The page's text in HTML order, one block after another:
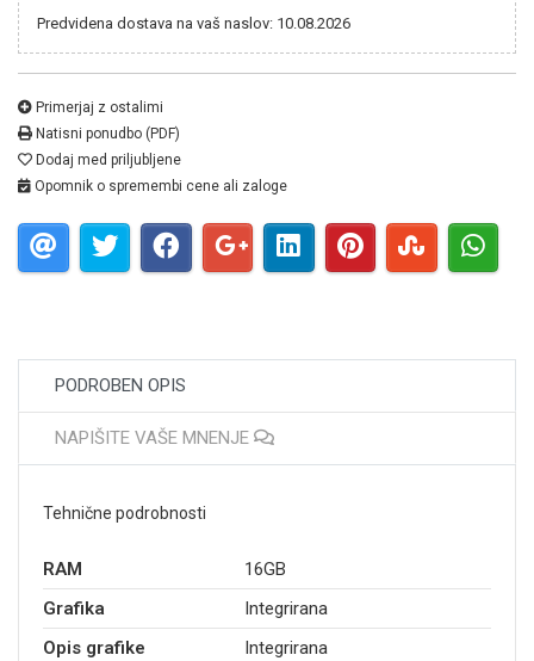
Predvidena dostava na vaš naslov: 10.08.2026
Primerjaj z ostalimi
Natisni ponudbo (PDF)
Dodaj med priljubljene
Opomnik o spremembi cene ali zaloge
PODROBEN OPIS
NAPIŠITE VAŠE MNENJE
Tehnične podrobnosti
RAM
16GB
Grafika
Integrirana
Opis grafike
Integrirana